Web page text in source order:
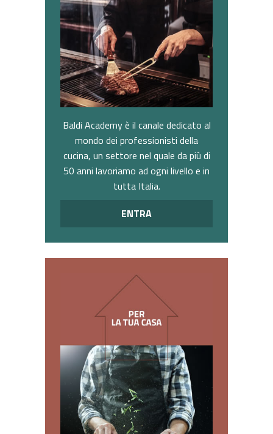
Baldi Academy è il canale dedicato al
mondo dei professionisti della
cucina, un settore nel quale da più di
50 anni lavoriamo ad ogni livello e in
tutta Italia.
ENTRA